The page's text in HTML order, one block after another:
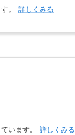
。 詳しくみる
います。 詳しくみる